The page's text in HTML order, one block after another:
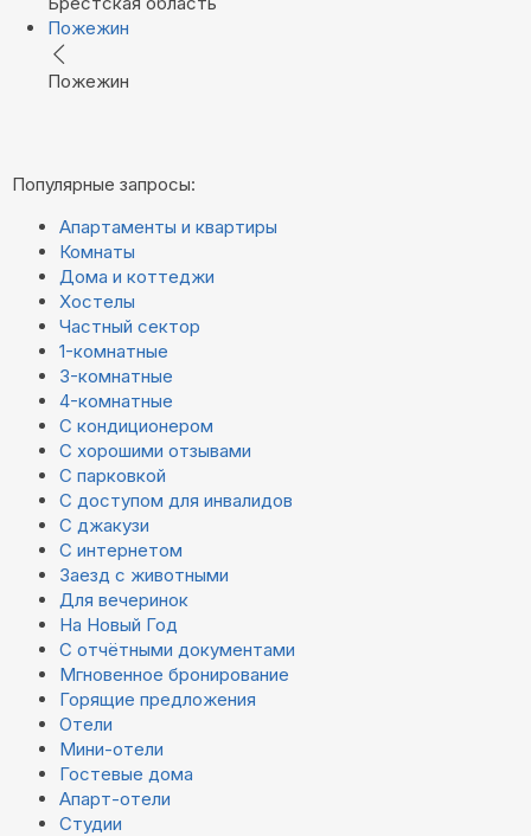
Пожежин
Пожежин
Популярные запросы:
Апартаменты и квартиры
Комнаты
Дома и коттеджи
Хостелы
Частный сектор
1-комнатные
3-комнатные
4-комнатные
С кондиционером
С хорошими отзывами
С парковкой
С доступом для инвалидов
С джакузи
С интернетом
Заезд с животными
Для вечеринок
На Новый Год
С отчётными документами
Мгновенное бронирование
Горящие предложения
Отели
Мини-отели
Гостевые дома
Апарт-отели
Студии